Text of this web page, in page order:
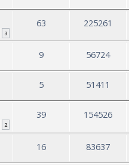
3
63 225261
9 56724
5 51411
2
39 154526
16 83637